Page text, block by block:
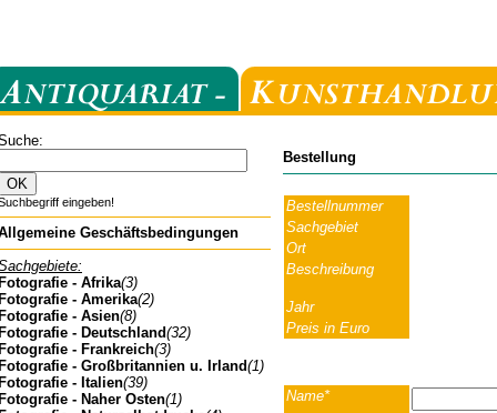
eingeben!
Geschäftsbedingungen
- Afrika(3)
- Amerika(2)
- Asien(8)
- Deutschland(32)
- Frankreich(3)
- Großbritannien u. Irland(1)
- Italien(39)
- Naher Osten(1)
Bestellung
Bestellnummer
Sachgebiet
Ort
Beschreibung
Jahr
Preis in Euro
Name*